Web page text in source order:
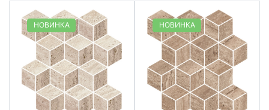
НОВИНКА НОВИНКА